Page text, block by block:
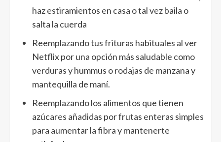
haz estiramientos en casa o tal vez baila o
salta la cuerda
Reemplazando tus frituras habituales al ver
Netflix por una opción más saludable como
verduras y hummus o rodajas de manzana y
mantequilla de maní.
Reemplazando los alimentos que tienen
azúcares añadidas por frutas enteras simples
para aumentar la fibra y mantenerte